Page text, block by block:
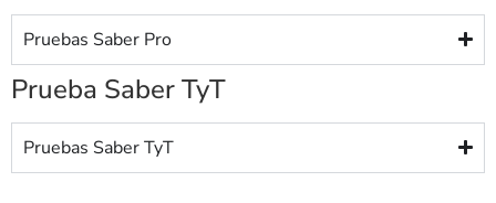
Pruebas Saber Pro
Prueba Saber TyT
Pruebas Saber TyT